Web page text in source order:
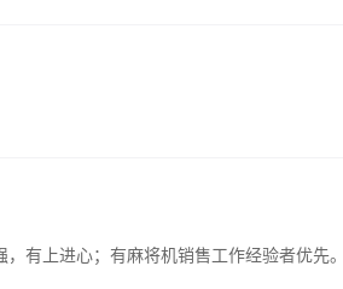
有上进心；有麻将机销售工作经验者优先。